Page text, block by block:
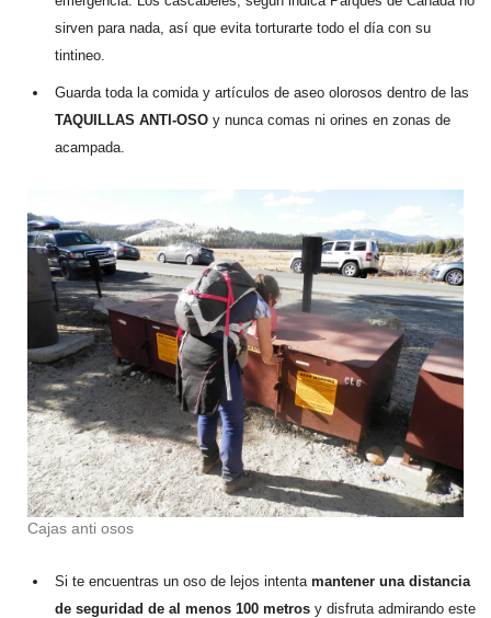
sirven para nada, así que evita torturarte todo el día con su
tintineo.
Guarda toda la comida y artículos de aseo olorosos dentro de las
TAQUILLAS ANTI-OSO y nunca comas ni orines en zonas de
acampada.
Cajas anti osos
Si te encuentras un oso de lejos intenta mantener una distancia
de seguridad de al menos 100 metros y disfruta admirando este